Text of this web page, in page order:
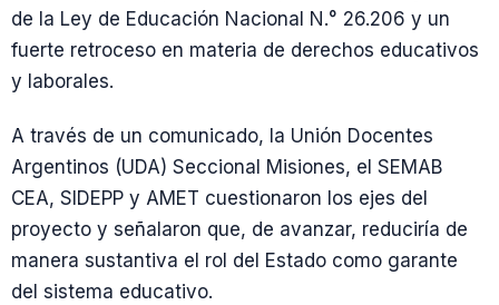
de la Ley de Educación Nacional N.° 26.206 y un
fuerte retroceso en materia de derechos educativos
y laborales.
A través de un comunicado, la Unión Docentes
Argentinos (UDA) Seccional Misiones, el SEMAB
CEA, SIDEPP y AMET cuestionaron los ejes del
proyecto y señalaron que, de avanzar, reduciría de
manera sustantiva el rol del Estado como garante
del sistema educativo.